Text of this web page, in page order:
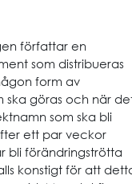
författar en
som distribueras
form av
ska göras och när
som ska bli
ett par veckor
bli förändringströtta
konstigt för att